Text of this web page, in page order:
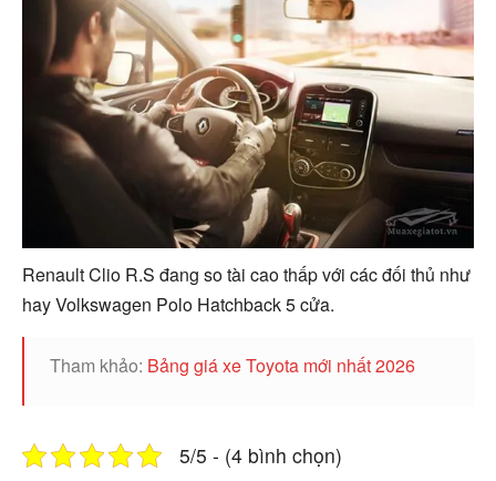
Renault Clio R.S đang so tài cao thấp với các đối thủ như
hay Volkswagen Polo Hatchback 5 cửa.
Tham khảo: Bảng giá xe Toyota mới nhất 2026
5/5 - (4 bình chọn)